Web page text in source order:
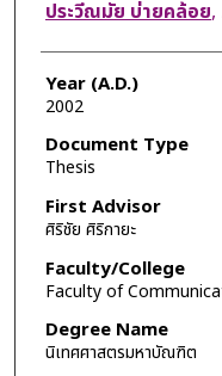
ประวีณมัย บ่ายคล้อย,
Year (A.D.)
2002
Document Type
Thesis
First Advisor
ศิริชัย ศิริกายะ
Faculty/College
Faculty of
Degree Name
นิเทศศาสตรมหาบัณฑิต